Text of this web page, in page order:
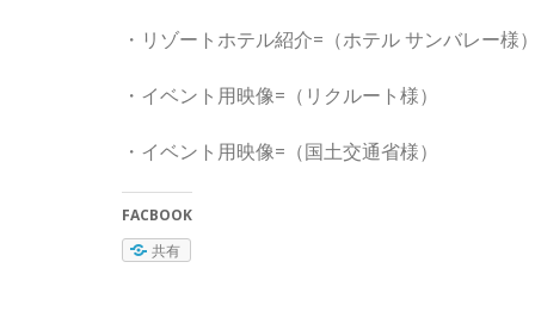
・リゾートホテル紹介=（ホテル サンバレー様
・イベント用映像=（リクルート様）
・イベント用映像=（国土交通省様）
FACBOOK
共有